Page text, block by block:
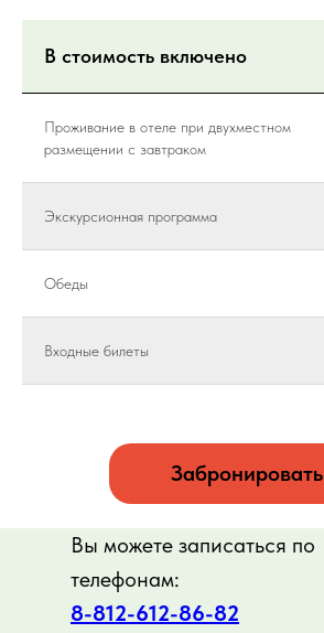
В стоимость включено
Проживание в отеле при двухместном
размещении с завтраком
Экскурсионная программа
Обеды
Входные билеты
Забронировать
Вы можете записаться по
телефонам:
8-812-612-86-82